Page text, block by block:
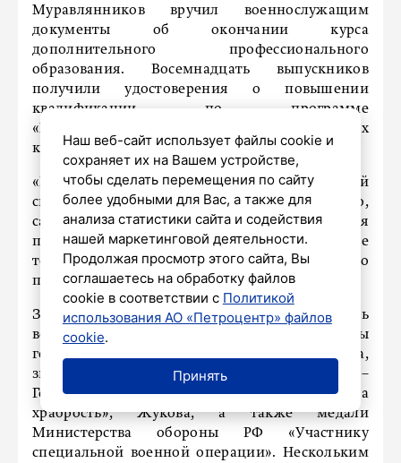
Муравлянников вручил военнослужащим
документы об окончании курса
дополнительного профессионального
образования. Восемнадцать выпускников
получили удостоверения о повышении
квалификации по программе
«Мобилизационная работа в военных
комиссариатах».
«Каждый из вас – герой, с честью выполняющий
свой воинский долг. Вы проявили мужество,
самоотверженность и героизм, всегда чувствуя
поддержку товарищей. Эти качества важны не
только для военных, но и для будущего
поколения», – подчеркнул Муравлянников.
За проявленные заслуги тридцать
военнослужащих были удостоены
государственных наград: ордена Мужества,
знака отличия ордена Святого Георгия –
Георгиевского Креста, медалей «За отвагу», «За
храбрость», Жукова, а также медали
Министерства обороны РФ «Участнику
специальной военной операции». Нескольким
Наш веб-сайт использует файлы cookie и
сохраняет их на Вашем устройстве,
чтобы сделать перемещения по сайту
более удобными для Вас, а также для
анализа статистики сайта и содействия
нашей маркетинговой деятельности.
Продолжая просмотр этого сайта, Вы
соглашаетесь на обработку файлов
cookie в соответствии с Политикой
использования АО «Петроцентр» файлов
cookie.
Принять